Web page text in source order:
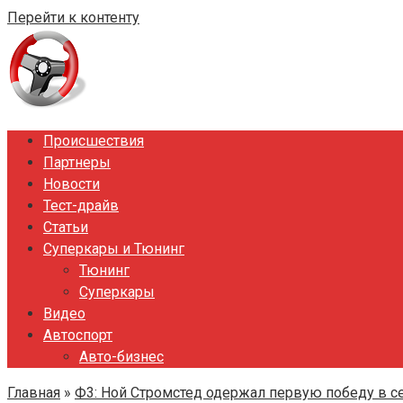
Перейти к контенту
Происшествия
Партнеры
Новости
Тест-драйв
Статьи
Суперкары и Тюнинг
Тюнинг
Суперкары
Видео
Автоспорт
Авто-бизнес
Главная » Ф3: Ной Стромстед одержал первую победу в